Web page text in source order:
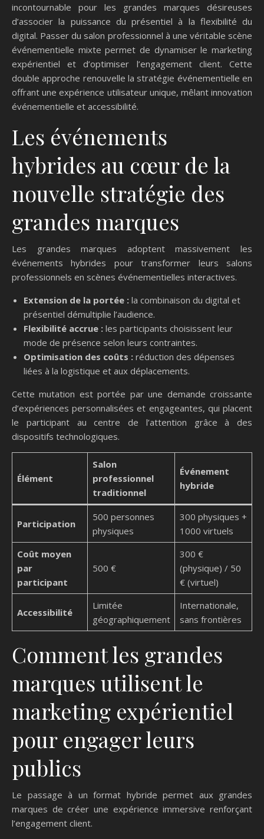
incontournable pour les grandes marques désireuses
d’associer la puissance du présentiel à la flexibilité du
digital. Passer du salon professionnel à une véritable scène
événementielle mixte permet de dynamiser le marketing
expérientiel et d’optimiser l’engagement client. Cette
double approche renouvelle la stratégie événementielle en
offrant une expérience utilisateur unique, mêlant innovation
événementielle et accessibilité.
Les événements
hybrides au cœur de la
nouvelle stratégie des
grandes marques
Les grandes marques adoptent massivement les
événements hybrides pour transformer leurs salons
professionnels en scènes événementielles interactives.
Extension de la portée : la combinaison du digital et
présentiel démultiplie l’audience.
Flexibilité accrue : les participants choisissent leur
mode de présence selon leurs contraintes.
Optimisation des coûts : réduction des dépenses
liées à la logistique et aux déplacements.
Cette mutation est portée par une demande croissante
d’expériences personnalisées et engageantes, qui placent
le participant au centre de l’attention grâce à des
dispositifs technologiques.
Élément
Salon
professionnel
traditionnel
Événement
hybride
Participation
500 personnes
physiques
300 physiques +
1000 virtuels
Coût moyen
par
participant
500 €
300 €
(physique) / 50
€ (virtuel)
Accessibilité
Limitée
géographiquement
Internationale,
sans frontières
Comment les grandes
marques utilisent le
marketing expérientiel
pour engager leurs
publics
Le passage à un format hybride permet aux grandes
marques de créer une expérience immersive renforçant
l’engagement client.